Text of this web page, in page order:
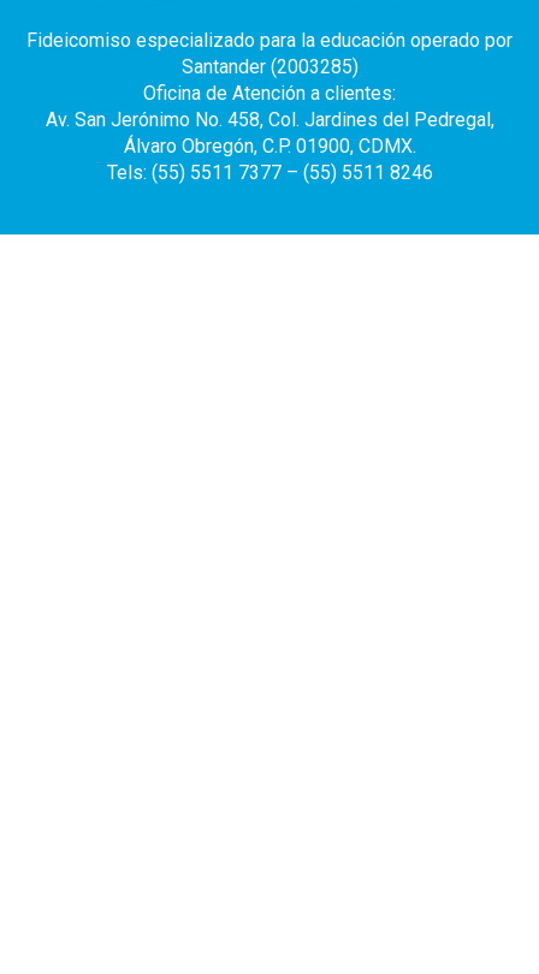
Fideicomiso especializado para la educación operado por
Santander (2003285)
Oficina de Atención a clientes:
Av. San Jerónimo No. 458, Col. Jardines del Pedregal,
Álvaro Obregón, C.P. 01900, CDMX.
Tels: (55) 5511 7377 – (55) 5511 8246